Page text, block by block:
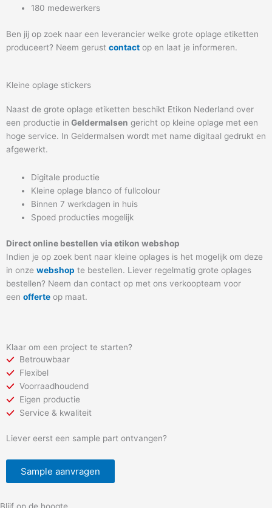
180 medewerkers
Ben jij op zoek naar een leverancier welke grote oplage etiketten
produceert? Neem gerust contact op en laat je informeren.
Kleine oplage stickers
Naast de grote oplage etiketten beschikt Etikon Nederland over
een productie in Geldermalsen gericht op kleine oplage met een
hoge service. In Geldermalsen wordt met name digitaal gedrukt en
afgewerkt.
Digitale productie
Kleine oplage blanco of fullcolour
Binnen 7 werkdagen in huis
Spoed producties mogelijk
Direct online bestellen via etikon webshop
Indien je op zoek bent naar kleine oplages is het mogelijk om deze
in onze webshop te bestellen. Liever regelmatig grote oplages
bestellen? Neem dan contact op met ons verkoopteam voor
een offerte op maat.
Klaar om een project te starten?
Betrouwbaar
Flexibel
Voorraadhoudend
Eigen productie
Service & kwaliteit
Liever eerst een sample part ontvangen?
Sample aanvragen
Blijf op de hoogte